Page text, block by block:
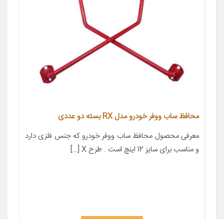
محافظ ساب ووفر خودرو مدل RX بسته دو عددی
معرفی محصول محافظ ساب ووفر خودرو که جنس فلزی دارد
و مناسب برای سایز 12 اینچ است . طرح X […]